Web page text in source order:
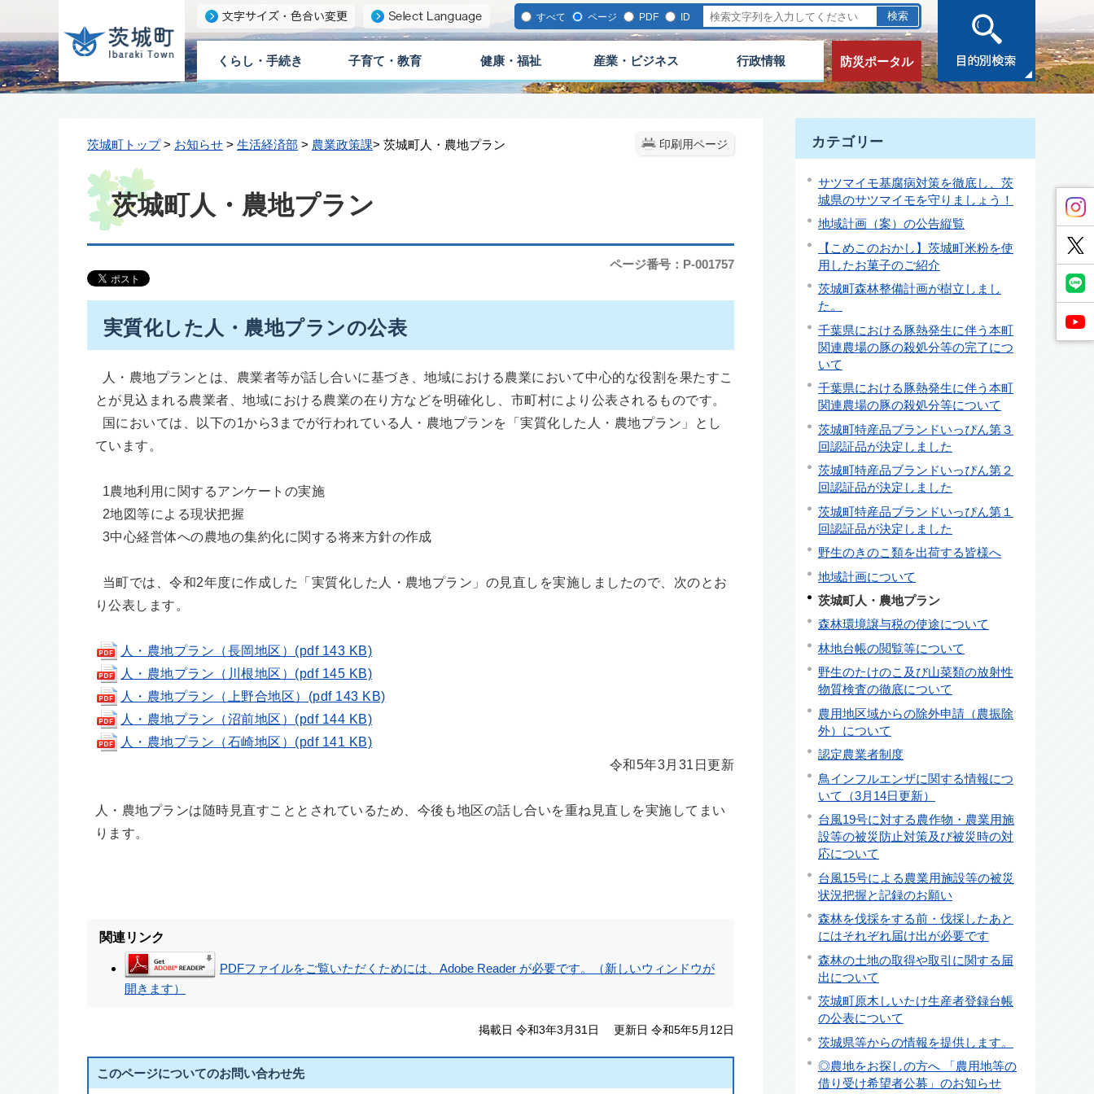
すべて ページ PDF ID
くらし・手続き 子育て・教育 健康・福祉 産業・ビジネス 行政情報 防災ポータル
印刷用ページ
茨城町トップ> お知らせ > 生活経済部 > 農業政策課> 茨城町人・農地プラン
茨城町人・農地プラン
ページ番号：P-001757
実質化した人・農地プランの公表
人・農地プランとは、農業者等が話し合いに基づき、地域における農業において中心的な役割を果たすこ
とが見込まれる農業者、地域における農業の在り方などを明確化し、市町村により公表されるものです。
国においては、以下の1から3までが行われている人・農地プランを「実質化した人・農地プラン」とし
ています。
1農地利用に関するアンケートの実施
2地図等による現状把握
3中心経営体への農地の集約化に関する将来方針の作成
当町では、令和2年度に作成した「実質化した人・農地プラン」の見直しを実施しましたので、次のとお
り公表します。
人・農地プラン（長岡地区）(pdf 143 KB)
人・農地プラン（川根地区）(pdf 145 KB)
人・農地プラン（上野合地区）(pdf 143 KB)
人・農地プラン（沼前地区）(pdf 144 KB)
人・農地プラン（石崎地区）(pdf 141 KB)
令和5年3月31日更新
人・農地プランは随時見直すこととされているため、今後も地区の話し合いを重ね見直しを実施してまい
ります。
関連リンク
PDFファイルをご覧いただくためには、Adobe Reader が必要です。（新しいウィンドウが
開きます）
掲載日 令和3年3月31日 更新日 令和5年5月12日
このページについてのお問い合わせ先
カテゴリー
サツマイモ基腐病対策を徹底し、茨
城県のサツマイモを守りましょう！
地域計画（案）の公告縦覧
【こめこのおかし】茨城町米粉を使
用したお菓子のご紹介
茨城町森林整備計画が樹立しまし
た。
千葉県における豚熱発生に伴う本町
関連農場の豚の殺処分等の完了につ
いて
千葉県における豚熱発生に伴う本町
関連農場の豚の殺処分等について
茨城町特産品ブランドいっぴん第３
回認証品が決定しました
茨城町特産品ブランドいっぴん第２
回認証品が決定しました
茨城町特産品ブランドいっぴん第１
回認証品が決定しました
野生のきのこ類を出荷する皆様へ
地域計画について
茨城町人・農地プラン
森林環境譲与税の使途について
林地台帳の閲覧等について
野生のたけのこ及び山菜類の放射性
物質検査の徹底について
農用地区域からの除外申請（農振除
外）について
認定農業者制度
鳥インフルエンザに関する情報につ
いて（3月14日更新）
台風19号に対する農作物・農業用施
設等の被災防止対策及び被災時の対
応について
台風15号による農業用施設等の被災
状況把握と記録のお願い
森林を伐採をする前・伐採したあと
にはそれぞれ届け出が必要です
森林の土地の取得や取引に関する届
出について
茨城町原木しいたけ生産者登録台帳
の公表について
茨城県等からの情報を提供します。
◎農地をお探しの方へ 「農用地等の
借り受け希望者公募」のお知らせ